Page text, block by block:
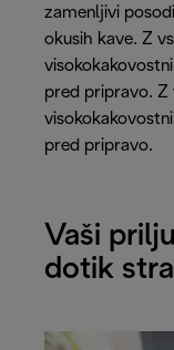
zamenljivi
okusih kave. Z
pred pripravo. Z
pred pripravo.
Vaši
dotik